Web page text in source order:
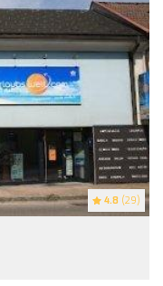
4.8 (29)